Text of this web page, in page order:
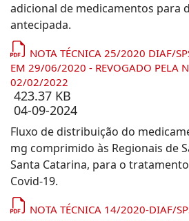
adicional de medicamentos para
antecipada.
NOTA TÉCNICA 25/2020 DIAF/
EM 29/06/2020 - REVOGADO PELA
02/02/2022
423.37 KB
04-09-2024
Fluxo de distribuição do
mg comprimido às Regionais de
Santa Catarina, para o
Covid-19.
NOTA TÉCNICA 14/2020-DIAF/